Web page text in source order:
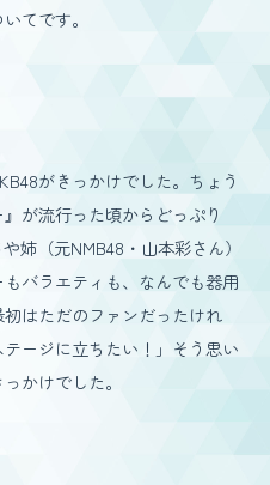
てです。
がきっかけでした。ちょう
が流行った頃からどっぷり
姉（元NMB48・山本彩さん）
バラエティも、なんでも器用
はただのファンだったけれ
ージに立ちたい！」そう思い
かけでした。